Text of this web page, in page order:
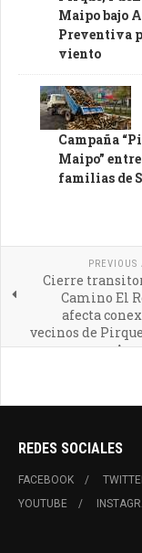
Maipo bajo
Preventiva
viento
Campaña
Maipo”
familias de
PREVIOUS
Cierre
Camino El
afecta
vecinos de
REDES SOCIALES
FACEBOOK
YOUTUBE